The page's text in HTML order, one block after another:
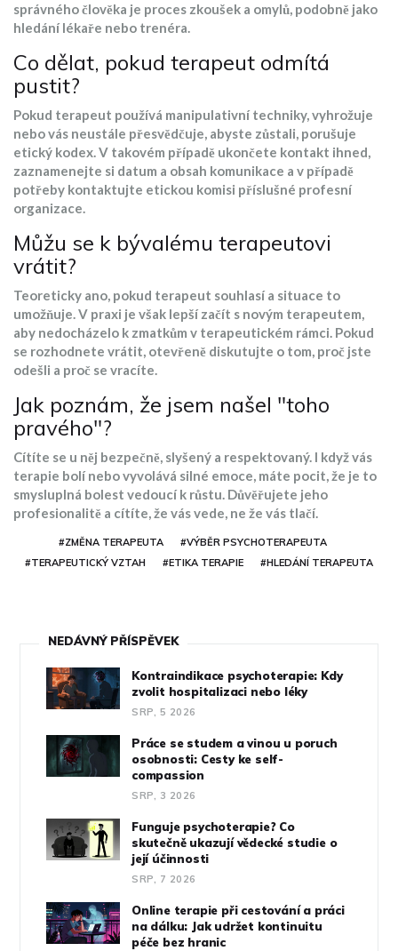
správného člověka je proces zkoušek a omylů, podobně jako
hledání lékaře nebo trenéra.
Co dělat, pokud terapeut odmítá
pustit?
Pokud terapeut používá manipulativní techniky, vyhrožuje
nebo vás neustále přesvědčuje, abyste zůstali, porušuje
etický kodex. V takovém případě ukončete kontakt ihned,
zaznamenejte si datum a obsah komunikace a v případě
potřeby kontaktujte etickou komisi příslušné profesní
organizace.
Můžu se k bývalému terapeutovi
vrátit?
Teoreticky ano, pokud terapeut souhlasí a situace to
umožňuje. V praxi je však lepší začít s novým terapeutem,
aby nedocházelo k zmatkům v terapeutickém rámci. Pokud
se rozhodnete vrátit, otevřeně diskutujte o tom, proč jste
odešli a proč se vracíte.
Jak poznám, že jsem našel "toho
pravého"?
Cítíte se u něj bezpečně, slyšený a respektovaný. I když vás
terapie bolí nebo vyvolává silné emoce, máte pocit, že je to
smysluplná bolest vedoucí k růstu. Důvěřujete jeho
profesionalitě a cítíte, že vás vede, ne že vás tlačí.
#ZMĚNA TERAPEUTA
#VÝBĚR PSYCHOTERAPEUTA
#TERAPEUTICKÝ VZTAH
#ETIKA TERAPIE #HLEDÁNÍ TERAPEUTA
NEDÁVNÝ PŘÍSPĚVEK
Kontraindikace psychoterapie: Kdy
zvolit hospitalizaci nebo léky
SRP, 5 2026
Práce se studem a vinou u poruch
osobnosti: Cesty ke self-
compassion
SRP, 3 2026
Funguje psychoterapie? Co
skutečně ukazují vědecké studie o
její účinnosti
SRP, 7 2026
Online terapie při cestování a práci
na dálku: Jak udržet kontinuitu
péče bez hranic